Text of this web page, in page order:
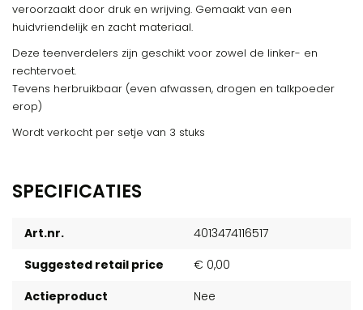
veroorzaakt door druk en wrijving. Gemaakt van een
huidvriendelijk en zacht materiaal.
Deze teenverdelers zijn geschikt voor zowel de linker- en
rechtervoet.
Tevens herbruikbaar (even afwassen, drogen en talkpoeder
erop)
Wordt verkocht per setje van 3 stuks
SPECIFICATIES
Art.nr.
4013474116517
Suggested retail price
€ 0,00
Actieproduct
Nee